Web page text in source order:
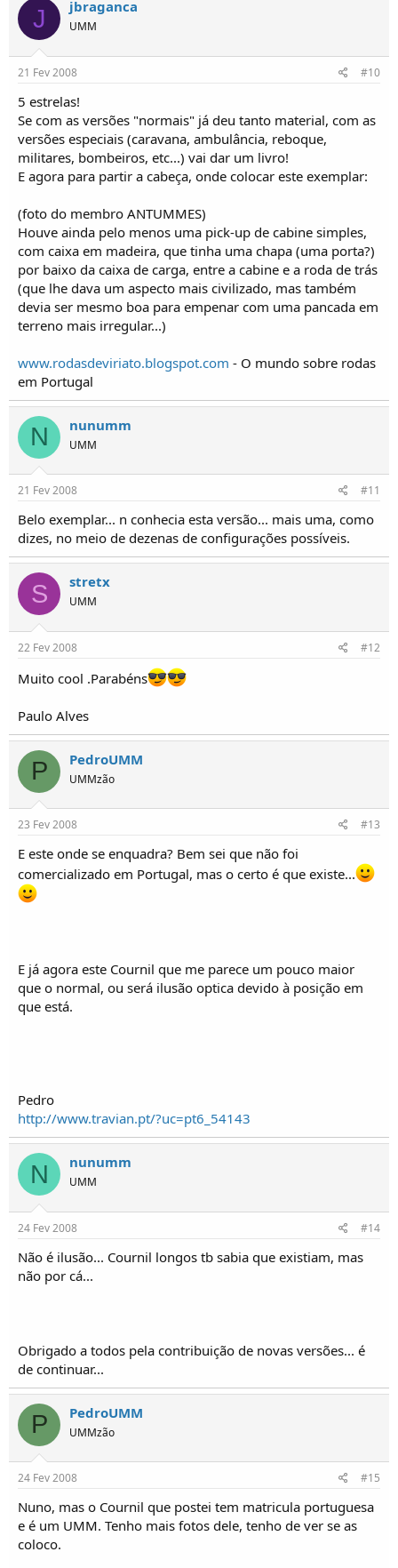
J jbraganca
UMM
21 Fev 2008 #10
5 estrelas!
Se com as versões "normais" já deu tanto material, com as
versões especiais (caravana, ambulância, reboque,
militares, bombeiros, etc...) vai dar um livro!
E agora para partir a cabeça, onde colocar este exemplar:
(foto do membro ANTUMMES)
Houve ainda pelo menos uma pick-up de cabine simples,
com caixa em madeira, que tinha uma chapa (uma porta?)
por baixo da caixa de carga, entre a cabine e a roda de trás
(que lhe dava um aspecto mais civilizado, mas também
devia ser mesmo boa para empenar com uma pancada em
terreno mais irregular...)
www.rodasdeviriato.blogspot.com - O mundo sobre rodas
em Portugal
N nunumm
UMM
21 Fev 2008 #11
Belo exemplar... n conhecia esta versão... mais uma, como
dizes, no meio de dezenas de configurações possíveis.
S stretx
UMM
22 Fev 2008 #12
Muito cool .Parabéns
Paulo Alves
P PedroUMM
UMMzão
23 Fev 2008 #13
E este onde se enquadra? Bem sei que não foi
comercializado em Portugal, mas o certo é que existe...
E já agora este Cournil que me parece um pouco maior
que o normal, ou será ilusão optica devido à posição em
que está.
Pedro
http://www.travian.pt/?uc=pt6_54143
N nunumm
UMM
24 Fev 2008 #14
Não é ilusão... Cournil longos tb sabia que existiam, mas
não por cá...
Obrigado a todos pela contribuição de novas versões... é
de continuar...
P PedroUMM
UMMzão
24 Fev 2008 #15
Nuno, mas o Cournil que postei tem matricula portuguesa
e é um UMM. Tenho mais fotos dele, tenho de ver se as
coloco.